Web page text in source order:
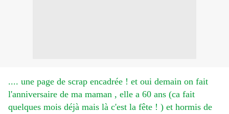
.... une page de scrap encadrée ! et oui demain on fait
l'anniversaire de ma maman , elle a 60 ans (ca fait
quelques mois déjà mais là c'est la fête ! ) et hormis de